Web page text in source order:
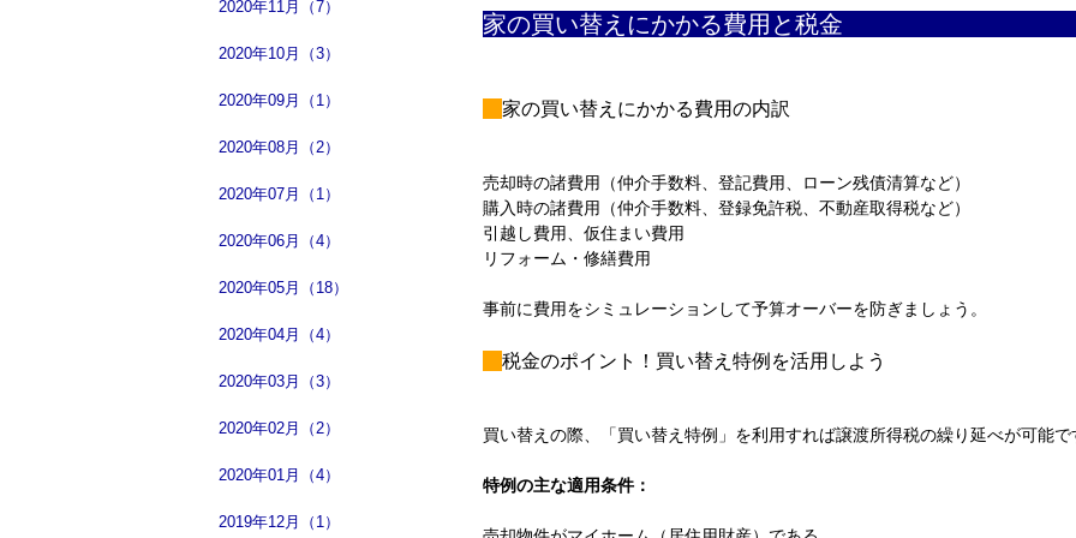
2020年11月（7）
2020年10月（3）
2020年09月（1）
2020年08月（2）
2020年07月（1）
2020年06月（4）
2020年05月（18）
2020年04月（4）
2020年03月（3）
2020年02月（2）
2020年01月（4）
2019年12月（1）
家の買い替えにかか
家の買い替えにかかる費用の内訳
売却時の諸費用（仲介手数料、登記費用、ローン残債清算など）
購入時の諸費用（仲介手数料、登録免許税、不動産取得税など）
引越し費用、仮住まい費用
リフォーム・修繕費用
事前に費用をシミュレーションして予算オーバーを防ぎましょう。
税金のポイント！買い替え特例を活用しよう
買い替えの際、「買い替え特例」を利用すれば譲渡所得税の繰り延べが可能で
特例の主な適用条件：